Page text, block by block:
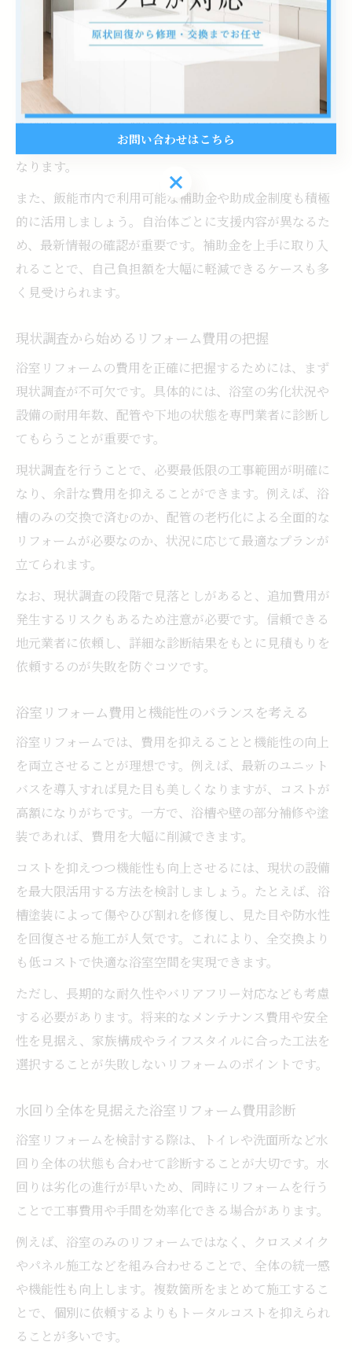
可能となります。
費用診断では、現状の浴室の状態や希望するリフォーム
範囲を整理し、無駄な工事を省くことがポイントです。
例えば、浴槽や壁面の塗装や補修で済む場合、全面的な
交換よりもコストを抑えることができます。これによ
り、予算内で必要な機能性やデザイン性も確保しやすく
なります。
また、飯能市内で利用可能な補助金や助成金制度も積極
的に活用しましょう。自治体ごとに支援内容が異なるた
め、最新情報の確認が重要です。補助金を上手に取り入
れることで、自己負担額を大幅に軽減できるケースも多
く見受けられます。
現状調査から始めるリフォーム費用の把握
浴室リフォームの費用を正確に把握するためには、まず
現状調査が不可欠です。具体的には、浴室の劣化状況や
設備の耐用年数、配管や下地の状態を専門業者に診断し
てもらうことが重要です。
現状調査を行うことで、必要最低限の工事範囲が明確に
なり、余計な費用を抑えることができます。例えば、浴
槽のみの交換で済むのか、配管の老朽化による全面的な
リフォームが必要なのか、状況に応じて最適なプランが
立てられます。
なお、現状調査の段階で見落としがあると、追加費用が
発生するリスクもあるため注意が必要です。信頼できる
地元業者に依頼し、詳細な診断結果をもとに見積もりを
依頼するのが失敗を防ぐコツです。
浴室リフォーム費用と機能性のバランスを考える
浴室リフォームでは、費用を抑えることと機能性の向上
を両立させることが理想です。例えば、最新のユニット
バスを導入すれば見た目も美しくなりますが、コストが
高額になりがちです。一方で、浴槽や壁の部分補修や塗
装であれば、費用を大幅に削減できます。
コストを抑えつつ機能性も向上させるには、現状の設備
を最大限活用する方法を検討しましょう。たとえば、浴
槽塗装によって傷やひび割れを修復し、見た目や防水性
を回復させる施工が人気です。これにより、全交換より
も低コストで快適な浴室空間を実現できます。
ただし、長期的な耐久性やバリアフリー対応なども考慮
する必要があります。将来的なメンテナンス費用や安全
性を見据え、家族構成やライフスタイルに合った工法を
選択することが失敗しないリフォームのポイントです。
水回り全体を見据えた浴室リフォーム費用診断
浴室リフォームを検討する際は、トイレや洗面所など水
回り全体の状態も合わせて診断することが大切です。水
回りは劣化の進行が早いため、同時にリフォームを行う
ことで工事費用や手間を効率化できる場合があります。
例えば、浴室のみのリフォームではなく、クロスメイク
やパネル施工などを組み合わせることで、全体の統一感
や機能性も向上します。複数箇所をまとめて施工するこ
とで、個別に依頼するよりもトータルコストを抑えられ
ることが多いです。
お問い合わせはこちら
お問い合わせはこちら